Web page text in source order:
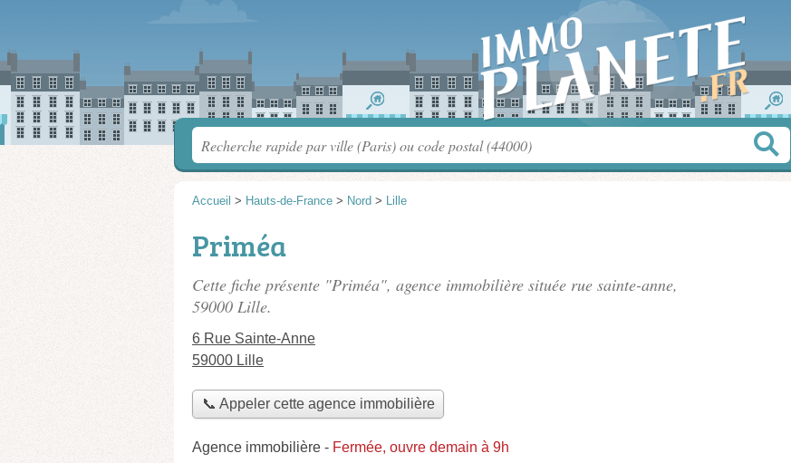
Accueil > Hauts-de-France > Nord > Lille
Priméa
Cette fiche présente "Priméa", agence immobilière située rue sainte-anne,
59000 Lille.
6 Rue Sainte-Anne
59000 Lille
📞 Appeler cette agence immobilière
Agence immobilière - Fermée, ouvre demain à 9h